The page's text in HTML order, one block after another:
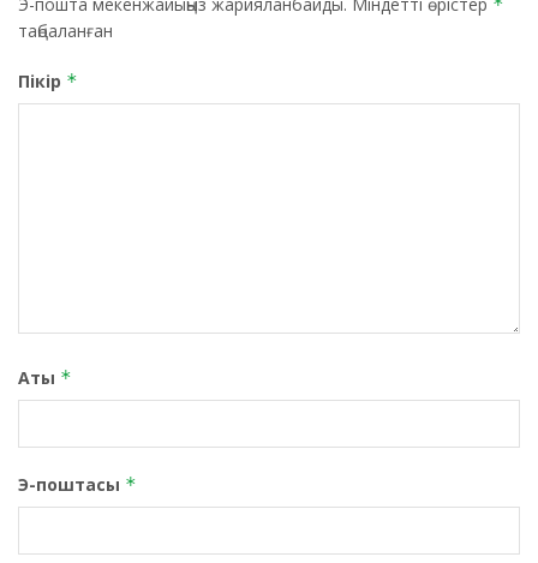
таңбаланған
Пікір *
Аты *
Э-поштасы *